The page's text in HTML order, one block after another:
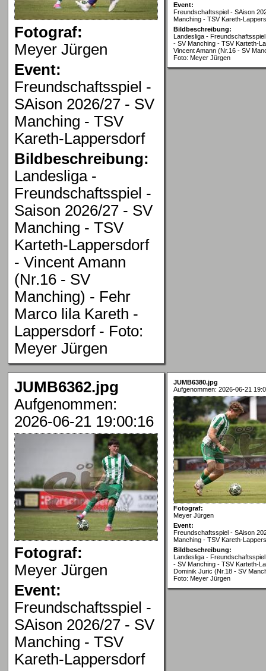
Fotograf:
Meyer Jürgen
Event:
Freundschaftsspiel -
SAison 2026/27 - SV
Manching - TSV
Kareth-Lappersdorf
Bildbeschreibung:
Landesliga -
Freundschaftsspiel -
Saison 2026/27 - SV
Manching - TSV
Karteth-Lappersdorf
- Vincent Amann
(Nr.16 - SV
Manching) - Fehr
Marco lila Kareth -
Lappersdorf - Foto:
Meyer Jürgen
Event:
Freundschaftsspiel - SAison
Manching - TSV Kareth-
Bildbeschreibung:
Landesliga -
- SV Manching - TSV Karteth-
Vincent Amann (Nr.16 - SV
Foto: Meyer Jürgen
JUMB6362.jpg
Aufgenommen:
2026-06-21 19:00:16
Fotograf:
Meyer Jürgen
Event:
Freundschaftsspiel -
SAison 2026/27 - SV
Manching - TSV
Kareth-Lappersdorf
JUMB6380.jpg
Aufgenommen: 2026-06-21
Fotograf:
Meyer Jürgen
Event:
Freundschaftsspiel - SAison
Manching - TSV Kareth-
Bildbeschreibung:
Landesliga -
- SV Manching - TSV Karteth-
Dominik Juric (Nr.18 - SV
Foto: Meyer Jürgen